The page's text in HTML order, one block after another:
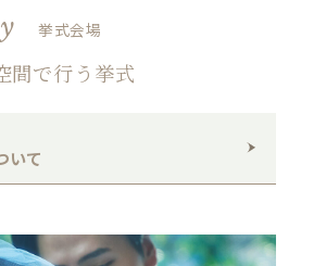
挙式会場
間で行う挙式
いて